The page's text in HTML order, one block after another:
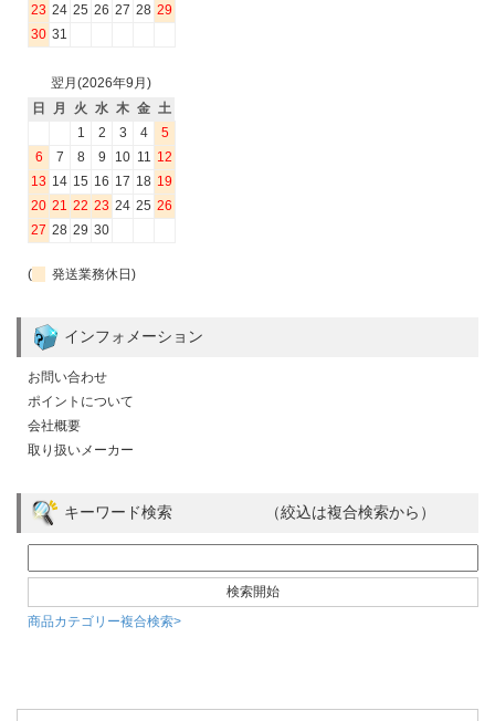
23 24 25 26 27 28 29
30 31
翌月(2026年9月)
日
月 火 水 木 金 土
1
2 3 4
5
6
7 8 9 10 11 12
13 14 15 16 17 18 19
20 21 22 23 24 25 26
27 28 29 30
( 発送業務休日)
インフォメーション
お問い合わせ
ポイントについて
会社概要
取り扱いメーカー
キーワード検索 （絞込は複合検索から）
商品カテゴリー複合検索>